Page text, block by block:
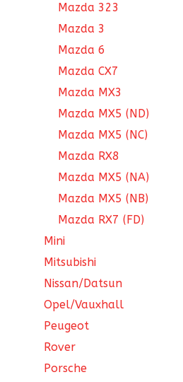
Mazda 323
Mazda 3
Mazda 6
Mazda CX7
Mazda MX3
Mazda MX5 (ND)
Mazda MX5 (NC)
Mazda RX8
Mazda MX5 (NA)
Mazda MX5 (NB)
Mazda RX7 (FD)
Mini
Mitsubishi
Nissan/Datsun
Opel/Vauxhall
Peugeot
Rover
Porsche